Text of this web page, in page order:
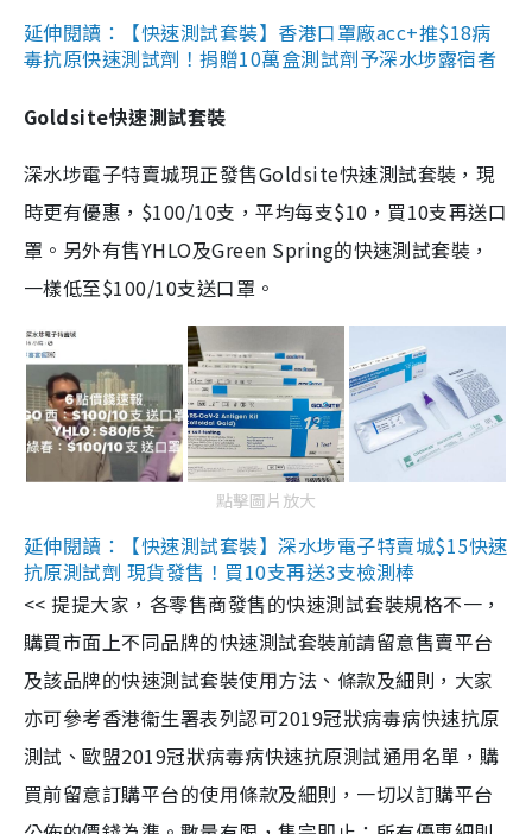
延伸閱讀：【快速測試套裝】香港口罩廠acc+推$18病
毒抗原快速測試劑！捐贈10萬盒測試劑予深水埗露宿者
Goldsite快速測試套裝
深水埗電子特賣城現正發售Goldsite快速測試套裝，現
時更有優惠，$100/10支，平均每支$10，買10支再送口
罩。另外有售YHLO及Green Spring的快速測試套裝，
一樣低至$100/10支送口罩。
點擊圖片放大
延伸閱讀：【快速測試套裝】深水埗電子特賣城$15快速
抗原測試劑 現貨發售！買10支再送3支檢測棒
<< 提提大家，各零售商發售的快速測試套裝規格不一，
購買市面上不同品牌的快速測試套裝前請留意售賣平台
及該品牌的快速測試套裝使用方法、條款及細則，大家
亦可參考香港衞生署表列認可2019冠狀病毒病快速抗原
測試、歐盟2019冠狀病毒病快速抗原測試通用名單，購
買前留意訂購平台的使用條款及細則，一切以訂購平台